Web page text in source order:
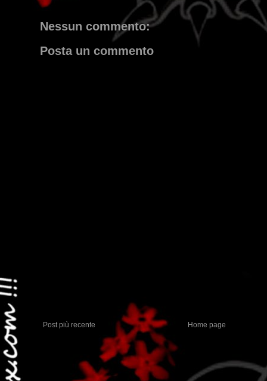
Nessun commento:
Posta un commento
Post più recente Home page